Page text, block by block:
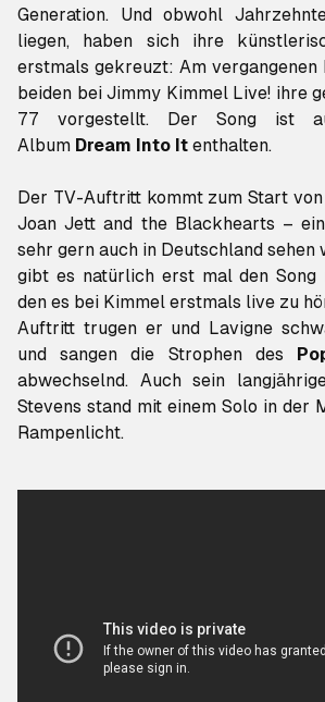
Generation. Und obwohl
liegen, haben sich ihre
erstmals gekreuzt: Am vergangenen
77 vorgestellt. Der Song ist
Album Dream Into It enthalten.
Der TV-Auftritt kommt zum Start
Joan Jett and the Blackhearts –
sehr gern auch in Deutschland
gibt es natürlich erst mal den Song
den es bei Kimmel erstmals live zu
Auftritt trugen er und Lavigne
und sangen die Strophen des
abwechselnd. Auch sein
Stevens stand mit einem Solo in der
Rampenlicht.